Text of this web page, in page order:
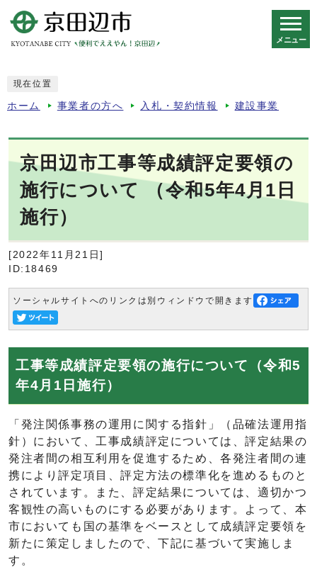
メニュー
現在位置
ホーム 事業者の方へ 入札・契約情報 建設事業
京田辺市工事等成績評定要領の
施行について （令和5年4月1日
施行）
[2022年11月21日]
ID:18469
ソーシャルサイトへのリンクは別ウィンドウで開きます
工事等成績評定要領の施行について（令和5
年4月1日施行）
「発注関係事務の運用に関する指針」（品確法運用指
針）において、工事成績評定については、評定結果の
発注者間の相互利用を促進するため、各発注者間の連
携により評定項目、評定方法の標準化を進めるものと
されています。また、評定結果については、適切かつ
客観性の高いものにする必要があります。よって、本
市においても国の基準をベースとして成績評定要領を
新たに策定しましたので、下記に基づいて実施しま
す。